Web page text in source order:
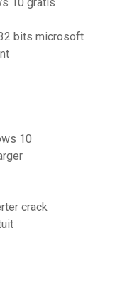
10 gratis
bits microsoft
10
crack